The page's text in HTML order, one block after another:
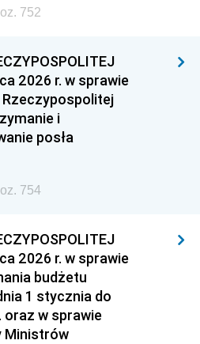
752
2026 r. w sprawie
i
posła
754
2026 r. w sprawie
budżetu
1 stycznia do
oraz w sprawie
Ministrów